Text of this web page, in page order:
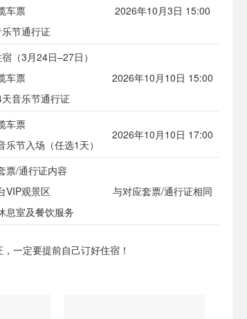
车票
节通行证
2026年10月3日 15:00
（3月24日–27日）
车票
天音乐节通行证
2026年10月10日 15:00
车票
乐节入场（任选1天）
2026年10月10日 17:00
票/通行证内容
VIP观景区
息室及餐饮服务
与对应套票/通行证相同
一定要提前自己订好住宿！